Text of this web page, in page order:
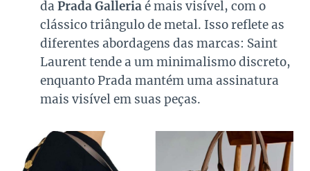
da Prada Galleriaé mais visível, com o
clássico triângulo de metal. Isso reflete as
diferentes abordagens das marcas: Saint
Laurent tende a um minimalismo discreto,
enquanto Prada mantém uma assinatura
mais visível em suas peças.